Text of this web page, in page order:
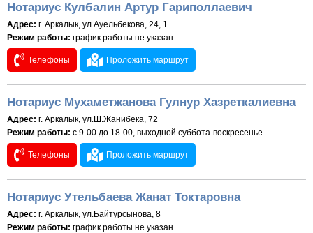
Нотариус Кулбалин Артур Гариполлаевич
Адрес: г. Аркалык, ул.Ауельбекова, 24, 1
Режим работы: график работы не указан.
Телефоны Проложить маршрут
Нотариус Мухаметжанова Гулнур Хазреткалиевна
Адрес: г. Аркалык, ул.Ш.Жанибека, 72
Режим работы: с 9-00 до 18-00, выходной суббота-воскресенье.
Телефоны Проложить маршрут
Нотариус Утельбаева Жанат Токтаровна
Адрес: г. Аркалык, ул.Байтурсынова, 8
Режим работы: график работы не указан.